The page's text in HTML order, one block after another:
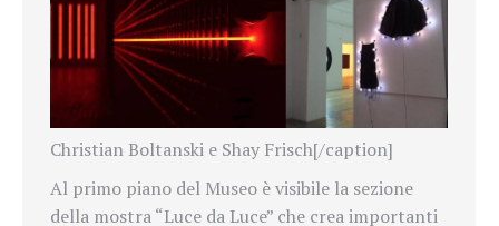
Christian Boltanski e Shay Frisch[/caption]
Al primo piano del Museo è visibile la sezione
della mostra “Luce da Luce” che crea importanti